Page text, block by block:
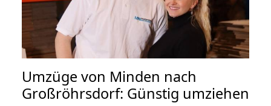
Umzüge von Minden nach
Großröhrsdorf: Günstig umziehen